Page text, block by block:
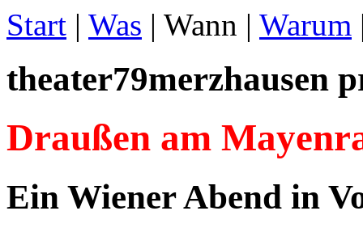
Start | Was | Wann | Warum
theater79merzhausen
Draußen am
Ein Wiener Abend in